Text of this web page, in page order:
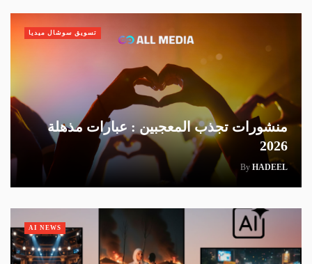
منشورات تجذب المعجبين : عبارات مذهلة
2026
By HADEEL
تسويق سوشال ميديا
AI NEWS